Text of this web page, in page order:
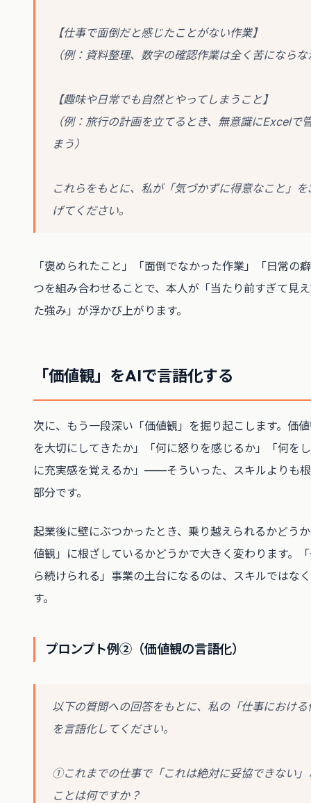
【仕事で面倒だと感じたことがない作業】
（例：資料整理、数字の確認作業は全く苦になら
【趣味や日常でも自然とやってしまうこと】
（例：旅行の計画を立てるとき、無意識にExcelで
まう）
これらをもとに、私が「気づかずに得意なこと」
げてください。
「褒められたこと」「面倒でなかった作業」「日常
つを組み合わせることで、本人が「当たり前すぎて見
た強み」が浮かび上がります。
「価値観」をAIで言語化する
次に、もう一段深い「価値観」を掘り起こします。価
を大切にしてきたか」「何に怒りを感じるか」「何を
に充実感を覚えるか」——そういった、スキルよりも
部分です。
起業後に壁にぶつかったとき、乗り越えられるかどう
値観」に根ざしているかどうかで大きく変わります。
ら続けられる」事業の土台になるのは、スキルではな
す。
プロンプト例②（価値観の言語化）
以下の質問への回答をもとに、私の「仕事における
を言語化してください。
①これまでの仕事で「これは絶対に妥協できない」
ことは何ですか？